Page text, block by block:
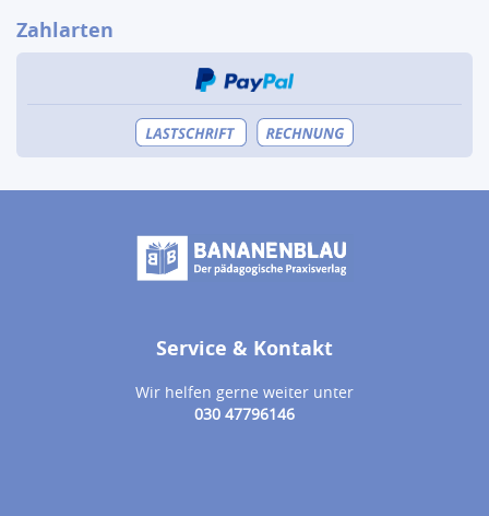
Zahlarten
Service & Kontakt
Wir helfen gerne weiter unter
030 47796146